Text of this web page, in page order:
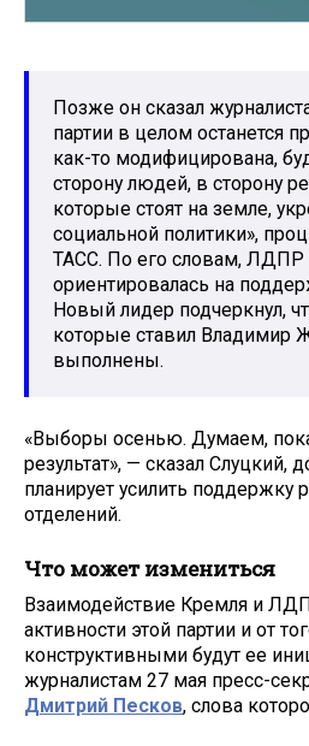
Позже он сказал
партии в целом останется
как-то модифицирована,
сторону людей, в сторону
которые стоят на земле,
социальной политики»,
ТАСС. По его словам, ЛДПР
ориентировалась на
Новый лидер подчеркнул,
которые ставил Владимир
выполнены.
«Выборы осенью. Думаем,
результат», — сказал Слуцкий,
планирует усилить поддержку
отделений.
Что может измениться
Взаимодействие Кремля и
активности этой партии и от
конструктивными будут ее
журналистам 27 мая пресс-
Дмитрий Песков, слова